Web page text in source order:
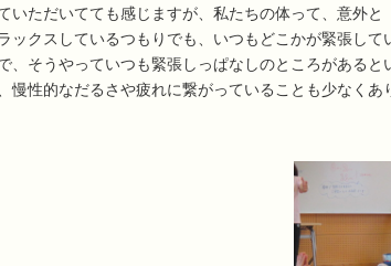
いただいてても感じますが、私たちの体って、意外
ックスしているつもりでも、いつもどこかが緊張して
、そうやっていつも緊張しっぱなしのところがある
慢性的なだるさや疲れに繋がっていることも少なくあ